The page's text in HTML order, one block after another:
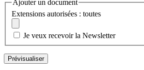
Ajouter un document
Extensions autorisées : toutes
Je veux recevoir la Newsletter